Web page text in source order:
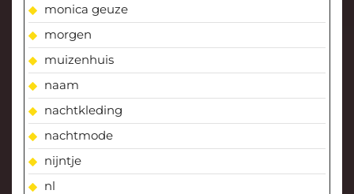
monica geuze
morgen
muizenhuis
naam
nachtkleding
nachtmode
nijntje
nl